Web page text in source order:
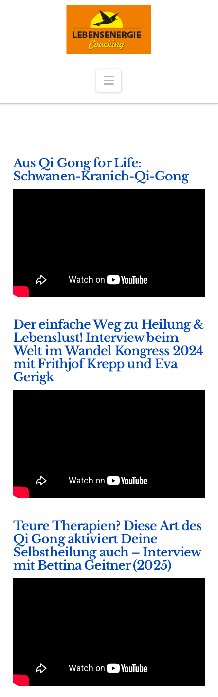
Navigation
Aus Qi Gong for Life:
Schwanen-Kranich-Qi-Gong
Der einfache Weg zu Heilung &
Lebenslust! Interview beim
Welt im Wandel Kongress 2024
mit Frithjof Krepp und Eva
Gerigk
Teure Therapien? Diese Art des
Qi Gong aktiviert Deine
Selbstheilung auch – Interview
mit Bettina Geitner (2025)